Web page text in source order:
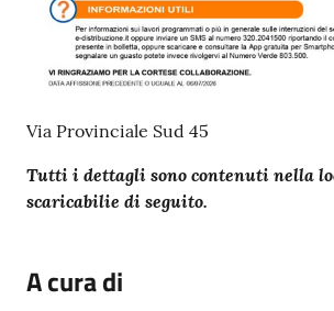
Via Provinciale Sud 45
Tutti i dettagli sono contenuti nella
scaricabilie di seguito.
A cura di